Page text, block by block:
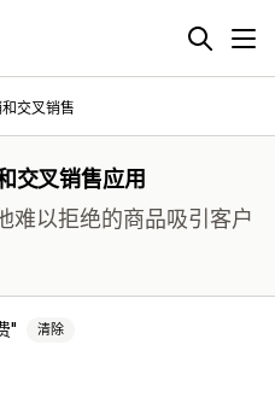
交叉销售
交叉销售应用
难以拒绝的商品吸引客户
清除